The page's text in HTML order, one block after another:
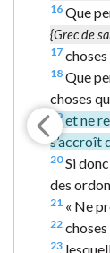
16 Que
{Grec de
17
18 Que
choses
19 et ne
s’accroît
20Si
des
21 « Ne
22
23